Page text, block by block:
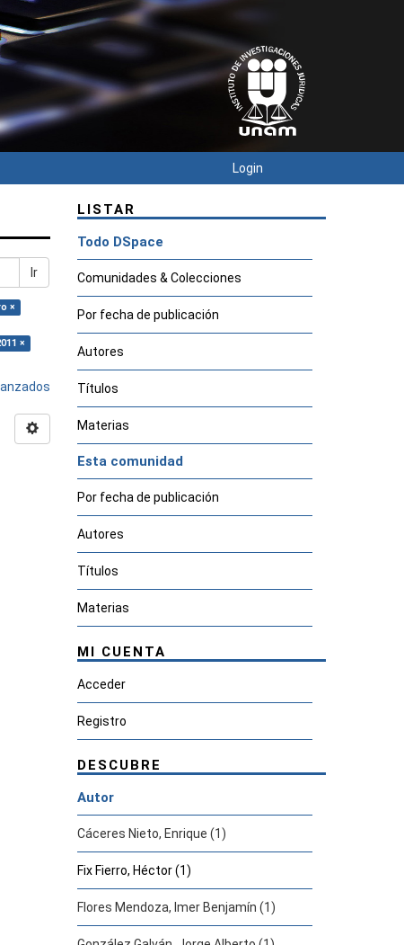
Login
Ir
×
×
LISTAR
Todo DSpace
Comunidades & Colecciones
Por fecha de publicación
Autores
Títulos
Materias
Esta comunidad
Por fecha de publicación
Autores
Títulos
Materias
MI CUENTA
Acceder
Registro
DESCUBRE
Autor
Cáceres Nieto, Enrique (1)
Fix Fierro, Héctor (1)
Flores Mendoza, Imer Benjamín (1)